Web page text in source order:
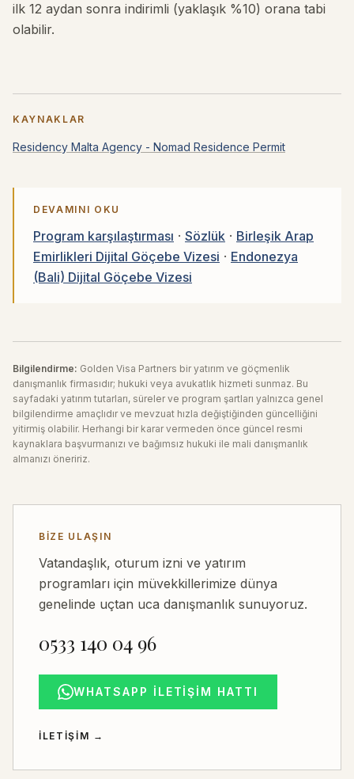
ilk 12 aydan sonra indirimli (yaklaşık %10) orana tabi
olabilir.
KAYNAKLAR
Residency Malta Agency - Nomad Residence Permit
DEVAMINI OKU
Program karşılaştırması · Sözlük · Birleşik Arap
Emirlikleri Dijital Göçebe Vizesi · Endonezya
(Bali) Dijital Göçebe Vizesi
Bilgilendirme: Golden Visa Partners bir yatırım ve göçmenlik
danışmanlık firmasıdır; hukuki veya avukatlık hizmeti sunmaz. Bu
sayfadaki yatırım tutarları, süreler ve program şartları yalnızca genel
bilgilendirme amaçlıdır ve mevzuat hızla değiştiğinden güncelliğini
yitirmiş olabilir. Herhangi bir karar vermeden önce güncel resmi
kaynaklara başvurmanızı ve bağımsız hukuki ile mali danışmanlık
almanızı öneririz.
BIZE ULAŞIN
Vatandaşlık, oturum izni ve yatırım
programları için müvekkillerimize dünya
genelinde uçtan uca danışmanlık sunuyoruz.
0533 140 04 96
WHATSAPP İLETIŞIM HATTI
İLETIŞIM →